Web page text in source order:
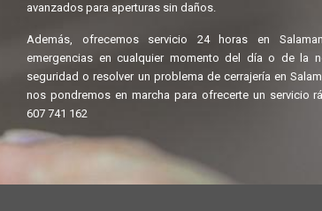
avanzados para aperturas sin daños.
Además, ofrecemos servicio 24 horas en
emergencias en cualquier momento del día o de la
seguridad o resolver un problema de cerrajería en
nos pondremos en marcha para ofrecerte un servicio
607 741 162